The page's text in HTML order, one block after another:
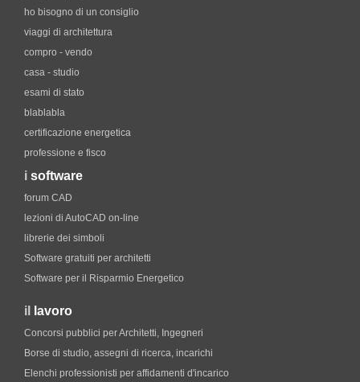
ho bisogno di un consiglio
viaggi di architettura
compro - vendo
casa - studio
esami di stato
blablabla
certificazione energetica
professione e fisco
i software
forum CAD
lezioni di AutoCAD on-line
librerie dei simboli
Software gratuiti per architetti
Software per il Risparmio Energetico
il lavoro
Concorsi pubblici per Architetti, Ingegneri
Borse di studio, assegni di ricerca, incarichi
Elenchi professionisti per affidamenti d'incarico